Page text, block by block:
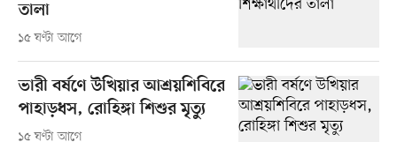
তালা
১৫ ঘণ্টা আগে
ভারী বর্ষণে উখিয়ার আশ্রয়শিবিরে
পাহাড়ধস, রোহিঙ্গা শিশুর মৃত্যু
১৫ ঘণ্টা আগে